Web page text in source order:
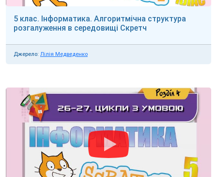
5 клас. Інформатика. Алгоритмічна структура
розгалуження в середовищі Скретч
Джерело: Лілія Медведенко